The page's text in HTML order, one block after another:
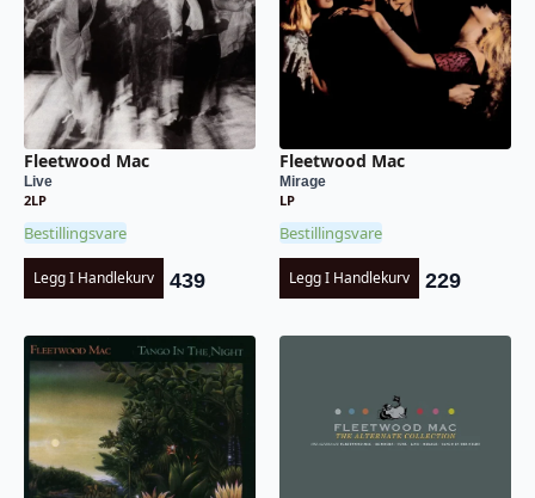
Fleetwood Mac
Live
2LP
Bestillingsvare
Legg I Handlekurv 439
Fleetwood Mac
Mirage
LP
Bestillingsvare
Legg I Handlekurv 229